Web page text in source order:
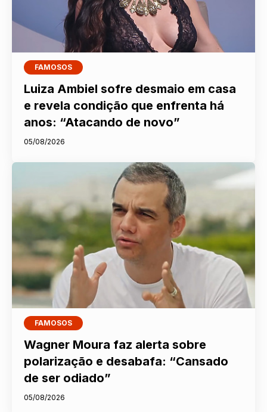
FAMOSOS
Luiza Ambiel sofre desmaio em casa
e revela condição que enfrenta há
anos: “Atacando de novo”
05/08/2026
FAMOSOS
Wagner Moura faz alerta sobre
polarização e desabafa: “Cansado
de ser odiado”
05/08/2026